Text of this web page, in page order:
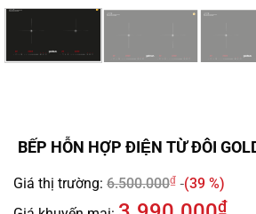
BẾP HỖN HỢP ĐIỆN TỪ ĐÔI
Giá thị trường: 6.500.000₫
(39 %)
₫